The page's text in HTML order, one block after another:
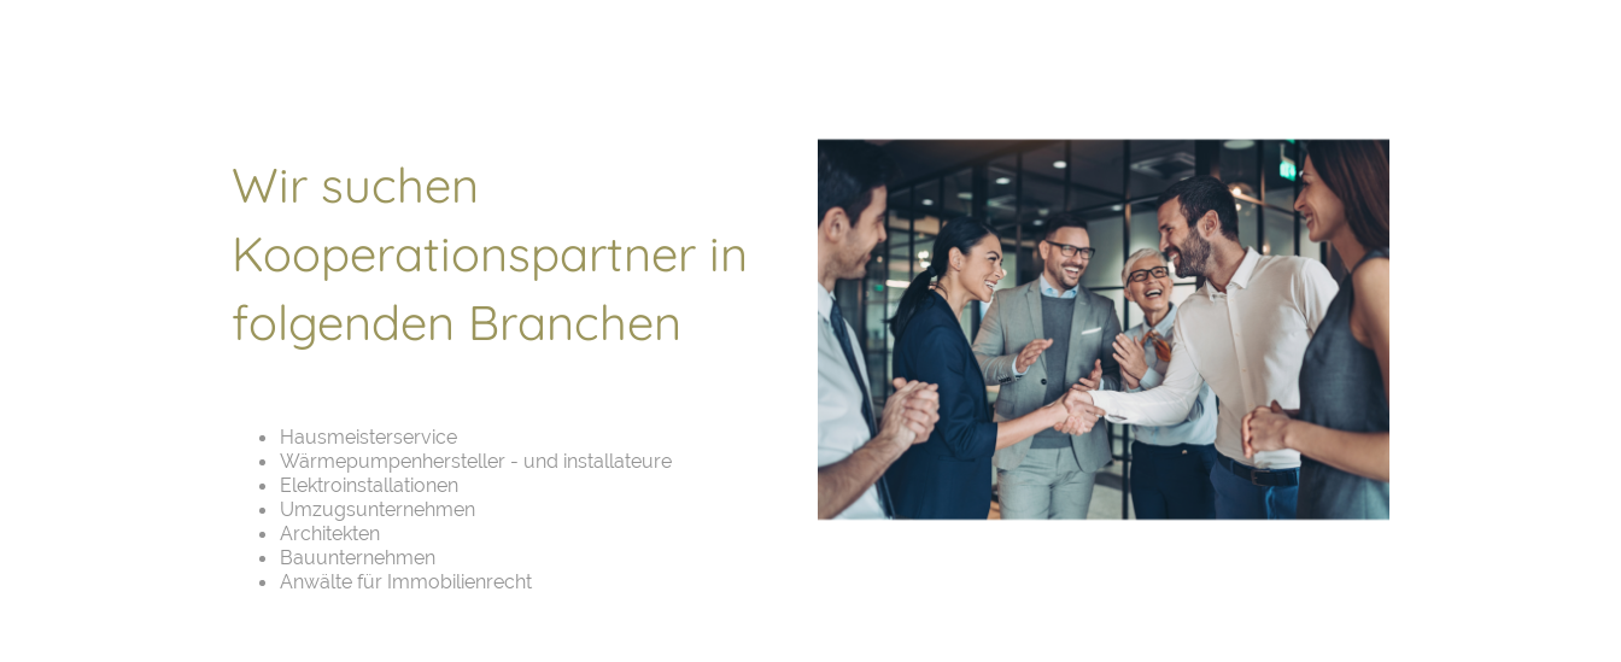
Wir suchen
Kooperationspartner in
folgenden Branchen
Hausmeisterservice
Wärmepumpenhersteller - und installateure
Elektroinstallationen
Umzugsunternehmen
Architekten
Bauunternehmen
Anwälte für Immobilienrecht